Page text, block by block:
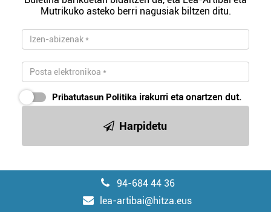
Mutrikuko asteko berri nagusiak biltzen ditu.
Pribatutasun Politika irakurri eta onartzen dut.
Harpidetu
94-684 44 36
lea-artibai@hitza.eus